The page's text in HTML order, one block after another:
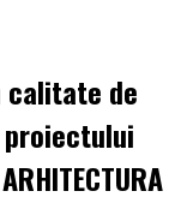
calitate de